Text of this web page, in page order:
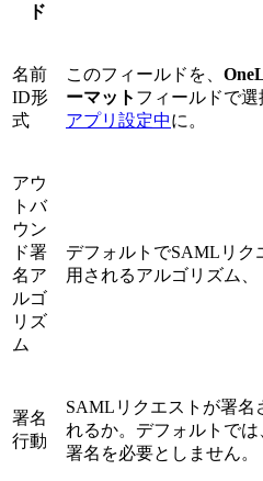
ド
名前
ID形
式
このフィールドを、
ーマット フィールドで選
アプリ設定中に。
アウ
トバ
ウン
ド署
名ア
ルゴ
リズ
ム
デフォルトでSAMLリク
用されるアルゴリズム、
署名
行動
SAMLリクエストが署名
れるか。デフォルトで
署名を必要としません。